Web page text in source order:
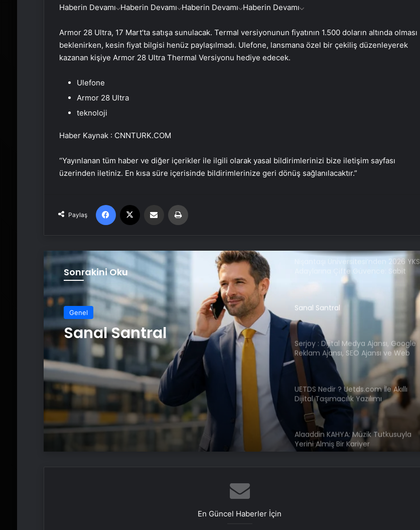
Haberin Devamı Haberin Devamı Haberin Devamı Haberin Devamı
Armor 28 Ultra, 17 Mart’ta satışa sunulacak. Termal versiyonunun fiyatının 1.500 doların altında olması
beklenirken, kesin fiyat bilgisi henüz paylaşılmadı. Ulefone, lansmana özel bir çekiliş düzenleyerek
kazanan kişiye Armor 28 Ultra Thermal Versiyonu hediye edecek.
Ulefone
Armor 28 Ultra
teknoloji
Haber Kaynak : CNNTURK.COM
“Yayınlanan tüm haber ve diğer içerikler ile ilgili olarak yasal bildirimlerinizi bize iletişim sayfası
üzerinden iletiniz. En kısa süre içerisinde bildirimlerinize geri dönüş sağlanılacaktır.”
Paylaş
Facebook Email'den paylaş
Sonrakini Oku
Genel
Sanal Santral
Dijital Dünyada Yeni Nesil Başarı:
Kerim Kılınç ve Viral İçerik
Ankara halı yıkama fabrikası
Nişantaşı Üniversitesi’nden 2026 YKS
Adaylarına Çifte Güvence: Sabit
Ücret ve Kesintisiz Burs
Sanal Santral
Serjoy : Dijital Medya Ajansı, Google
Reklam Ajansı, SEO Ajansı ve Web
Tasarım Ajansı
UETDS Nedir ? Uetds.com İle Akıllı
Dijital Taşımacılık Yazılımı
Alaaddin KAHYA: Müzik Tutkusuyla
Yerini Almiş Bir Kariyer
En Güncel Haberler İçin